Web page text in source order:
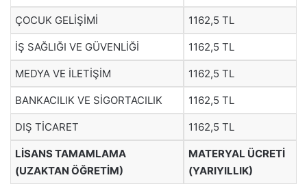
ÇOCUK GELİŞİMİ 1162,5 TL
İŞ SAĞLIĞI VE GÜVENLİĞİ 1162,5 TL
MEDYA VE İLETİŞİM 1162,5 TL
BANKACILIK VE SİGORTACILIK 1162,5 TL
DIŞ TİCARET 1162,5 TL
LİSANS TAMAMLAMA
(UZAKTAN ÖĞRETİM)
MATERYAL ÜCRETİ
(YARIYILLIK)